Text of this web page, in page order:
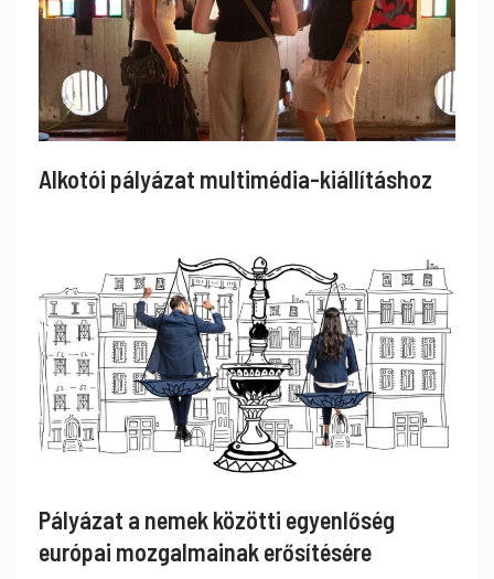
Alkotói pályázat multimédia-kiállításhoz
Pályázat a nemek közötti egyenlőség
európai mozgalmainak erősítésére